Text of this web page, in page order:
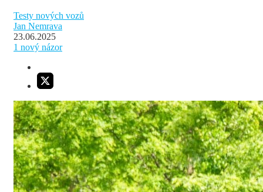
Testy nových vozů
Jan Nemrava
23.06.2025
1 nový názor